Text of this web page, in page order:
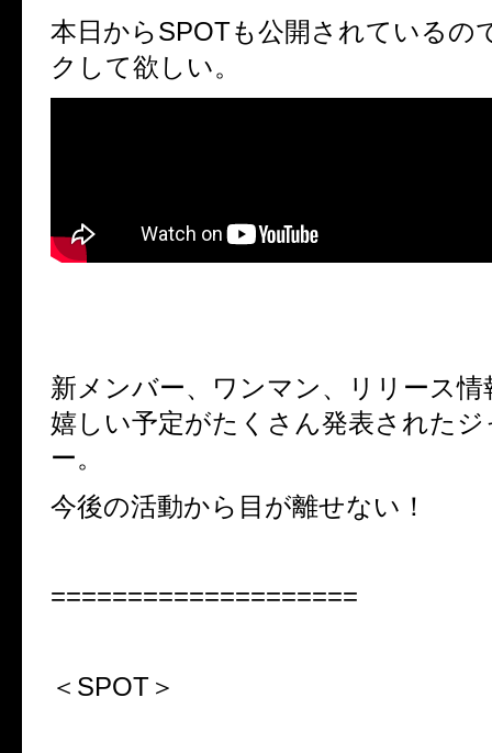
本日からSPOTも公開されているの
クして欲しい。
新メンバー、ワンマン、リリース情
嬉しい予定がたくさん発表された
ー。
今後の活動から目が離せない！
====================
＜SPOT＞